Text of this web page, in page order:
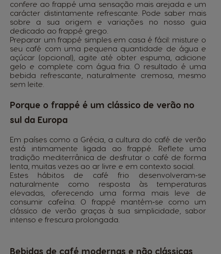
confere ao frappé uma sensação mais arejada e um
carácter distintamente refrescante. Pode saber mais
sobre a sua origem e variações no nosso guia
dedicado ao frappé grego.
Preparar um frappé simples em casa é fácil: misture o
seu café com uma pequena quantidade de água e
açúcar (opcional), agite até obter espuma, adicione
gelo e complete com água fria. O resultado é uma
bebida refrescante, naturalmente cremosa, mesmo
sem leite.
Porque o frappé é um clássico de verão no
sul da Europa
Em países como a Grécia, a cultura do café de verão
está intimamente ligada ao frappé. Reflete uma
tradição mediterrânica de desfrutar o café de forma
lenta, muitas vezes ao ar livre e em contexto social.
Estes hábitos de café frio desenvolveram‑se
naturalmente como resposta às temperaturas
elevadas, oferecendo uma forma mais leve de
consumir cafeína. O frappé mantém‑se como um
clássico de verão graças à sua simplicidade, sabor
intenso e frescura prolongada.
Bebidas de café modernas e não clássicas